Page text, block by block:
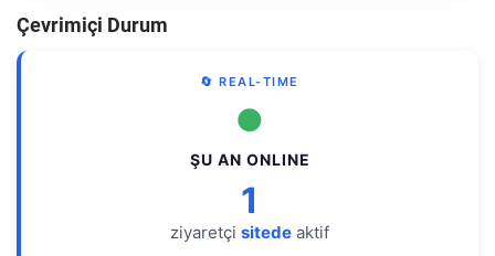
Çevrimiçi Durum
🔄 REAL-TIME
●
ŞU AN ONLINE
1
ziyaretçi sitede aktif